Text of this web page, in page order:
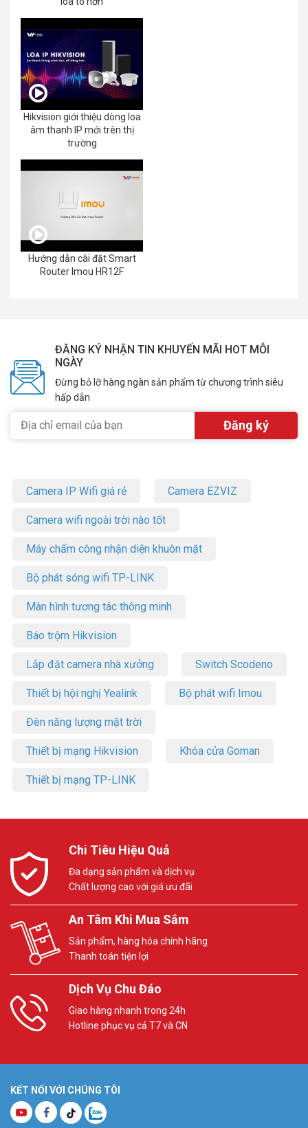
Hikvision giới thiệu dòng loa
âm thanh IP mới trên thị
trường
Hướng dẫn cài đặt Smart
Router Imou HR12F
ĐĂNG KÝ NHẬN TIN KHUYẾN MÃI HOT MỖI
NGÀY
Đừng bỏ lỡ hàng ngàn sản phẩm từ chương trình siêu
hấp dẫn
Camera IP Wifi giá rẻ Camera EZVIZ
Camera wifi ngoài trời nào tốt
Máy chấm công nhận diện khuôn mặt
Bộ phát sóng wifi TP-LINK
Màn hình tương tác thông minh
Báo trộm Hikvision
Lắp đặt camera nhà xưởng Switch Scodeno
Thiết bị hội nghị Yealink Bộ phát wifi Imou
Đèn năng lượng mặt trời
Thiết bị mạng Hikvision Khóa cửa Goman
Thiết bị mạng TP-LINK
Chi Tiêu Hiệu Quả
Đa dạng sản phẩm và dịch vụ
Chất lượng cao với giá ưu đãi
An Tâm Khi Mua Sắm
Sản phẩm, hàng hóa chính hãng
Thanh toán tiện lợi
Dịch Vụ Chu Đáo
Giao hàng nhanh trong 24h
Hotline phục vụ cả T7 và CN
KẾT NỐI VỚI CHÚNG TÔI